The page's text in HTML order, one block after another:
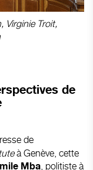
Virginie Troit,
de
de
à Genève, cette
Mba, politiste à